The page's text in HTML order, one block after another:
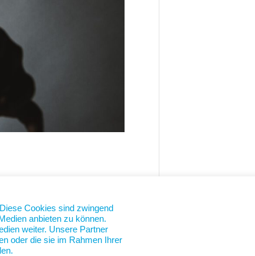
zu finden.
in dem die Ziele für das
Cookies sind zwingend
anbieten zu können.
weiter. Unsere Partner
oder die sie im Rahmen Ihrer